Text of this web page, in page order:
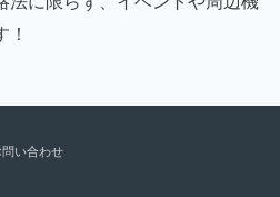
問い合わせ